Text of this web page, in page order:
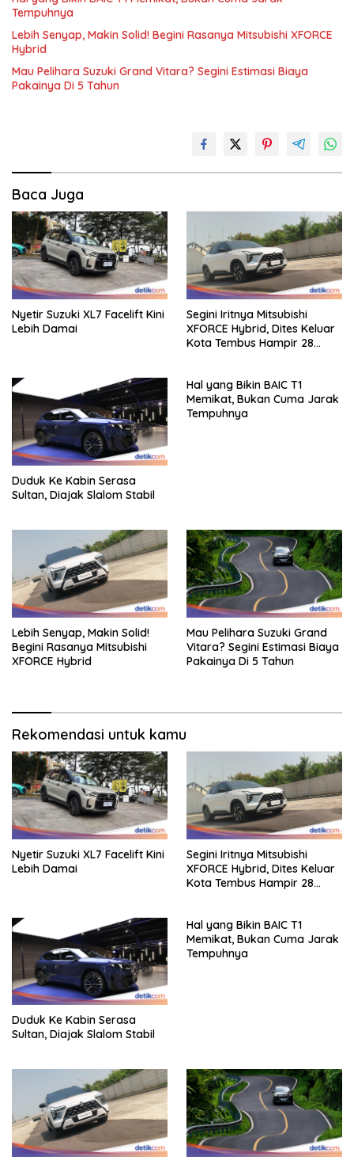
Tempuhnya
Lebih Senyap, Makin Solid! Begini Rasanya Mitsubishi XFORCE
Hybrid
Mau Pelihara Suzuki Grand Vitara? Segini Estimasi Biaya
Pakainya Di 5 Tahun
Baca Juga
Nyetir Suzuki XL7 Facelift Kini
Lebih Damai
Segini Iritnya Mitsubishi
XFORCE Hybrid, Dites Keluar
Kota Tembus Hampir 28
Duduk Ke Kabin Serasa
Sultan, Diajak Slalom Stabil
Hal yang Bikin BAIC T1
Memikat, Bukan Cuma Jarak
Tempuhnya
Lebih Senyap, Makin Solid!
Begini Rasanya Mitsubishi
XFORCE Hybrid
Mau Pelihara Suzuki Grand
Vitara? Segini Estimasi Biaya
Pakainya Di 5 Tahun
Rekomendasi untuk kamu
Nyetir Suzuki XL7 Facelift Kini
Lebih Damai
Segini Iritnya Mitsubishi
XFORCE Hybrid, Dites Keluar
Kota Tembus Hampir 28
Duduk Ke Kabin Serasa
Sultan, Diajak Slalom Stabil
Hal yang Bikin BAIC T1
Memikat, Bukan Cuma Jarak
Tempuhnya